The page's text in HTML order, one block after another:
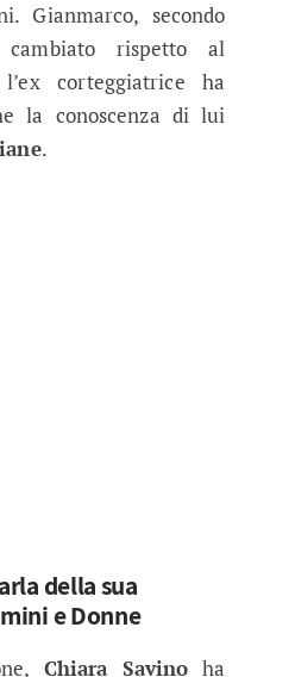
Gianmarco, secondo
cambiato rispetto al
corteggiatrice ha
la conoscenza di lui
.
della sua
e Donne
Chiara Savino ha